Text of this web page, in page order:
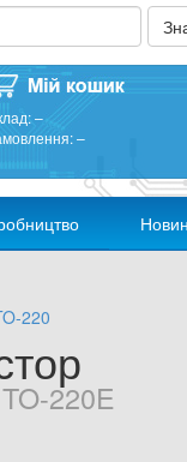
–
–
220
220E